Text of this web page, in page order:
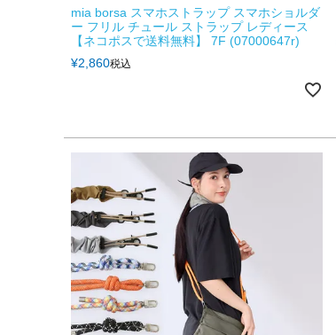
mia borsa スマホストラップ スマホショルダ
ー フリル チュール ストラップ レディース
【ネコポスで送料無料】 7F (07000647r)
¥2,860税込